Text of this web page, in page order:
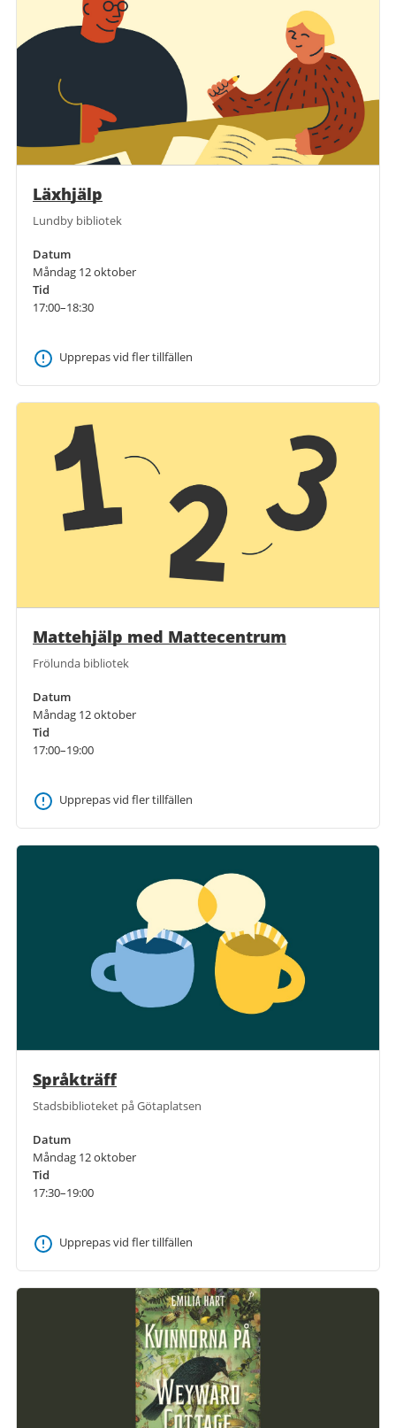
Läxhjälp
Lundby bibliotek
Datum
Måndag 12 oktober
Tid
17:00–18:30
Upprepas vid fler tillfällen
Mattehjälp med Mattecentrum
Frölunda bibliotek
Datum
Måndag 12 oktober
Tid
17:00–19:00
Upprepas vid fler tillfällen
Språkträff
Stadsbiblioteket på Götaplatsen
Datum
Måndag 12 oktober
Tid
17:30–19:00
Upprepas vid fler tillfällen